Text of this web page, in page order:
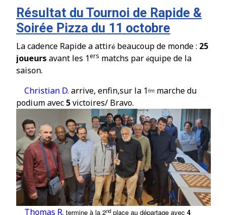
Résultat du Tournoi de Rapide &
Soirée Pizza du 11 octobre
La cadence Rapide a attiré beaucoup de monde : 25
joueursavant les 1ers matchs par équipe de la
saison.
Christian D. arrive, enfin,sur la 1ère marche du
podium avec 5victoires/ Bravo.
Thomas R. termine à la 2nd place au départage avec 4